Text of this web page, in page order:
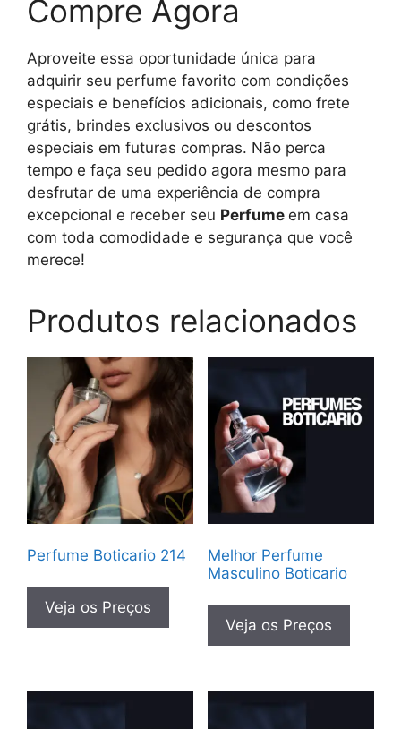
Compre Agora
Aproveite essa oportunidade única para
adquirir seu perfume favorito com condições
especiais e benefícios adicionais, como frete
grátis, brindes exclusivos ou descontos
especiais em futuras compras. Não perca
tempo e faça seu pedido agora mesmo para
desfrutar de uma experiência de compra
excepcional e receber seu Perfume em casa
com toda comodidade e segurança que você
merece!
Produtos relacionados
Perfume Boticario 214
Veja os Preços
Melhor Perfume
Masculino Boticario
Veja os Preços